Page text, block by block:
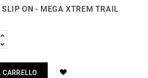
ON - MEGA XTREM TRAIL